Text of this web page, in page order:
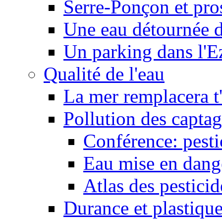
Serre-Ponçon et
Une eau détournée
Un parking dans
Qualité de l'eau
La mer remplacera
Pollution des
Conférence:
Eau mise en
Atlas des
Durance et